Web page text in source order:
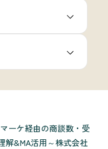
ーケ経由の商談数・受
解&MA活用～株式会社